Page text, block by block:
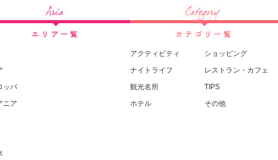
ッパ
ニア
アクティビティ
ナイトライフ
観光名所
ホテル
ショッピング
レストラン・カフェ
TIPS
その他